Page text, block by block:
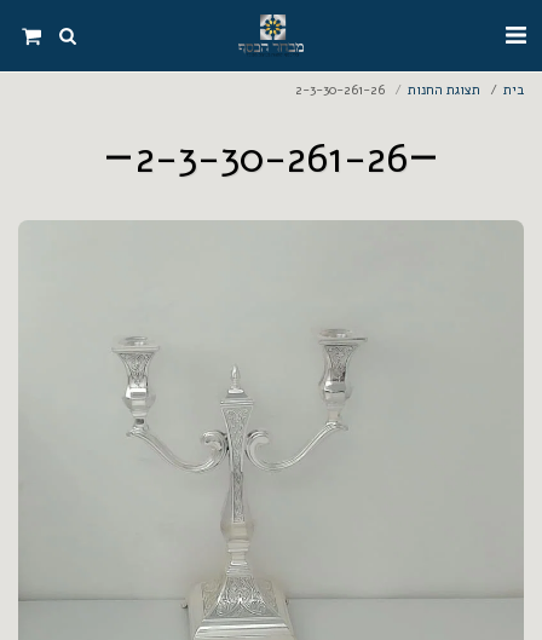
בית תצוגת החנות 2-3-30-261-26
2-3-30-261-26